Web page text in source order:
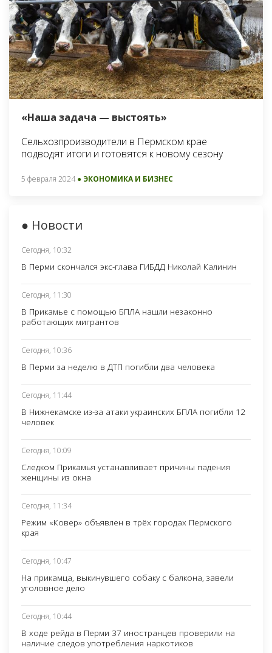
«Наша задача — выстоять»
Сельхозпроизводители в Пермском крае
подводят итоги и готовятся к новому сезону
5 февраля 2024● ЭКОНОМИКА И БИЗНЕС
● Новости
Сегодня, 10:32
В Перми скончался экс-глава ГИБДД Николай Калинин
Сегодня, 11:30
В Прикамье с помощью БПЛА нашли незаконно
работающих мигрантов
Сегодня, 10:36
В Перми за неделю в ДТП погибли два человека
Сегодня, 11:44
В Нижнекамске из-за атаки украинских БПЛА погибли 12
человек
Сегодня, 10:09
Следком Прикамья устанавливает причины падения
женщины из окна
Сегодня, 11:34
Режим «Ковер» объявлен в трёх городах Пермского
края
Сегодня, 10:47
На прикамца, выкинувшего собаку с балкона, завели
уголовное дело
Сегодня, 10:44
В ходе рейда в Перми 37 иностранцев проверили на
наличие следов употребления наркотиков